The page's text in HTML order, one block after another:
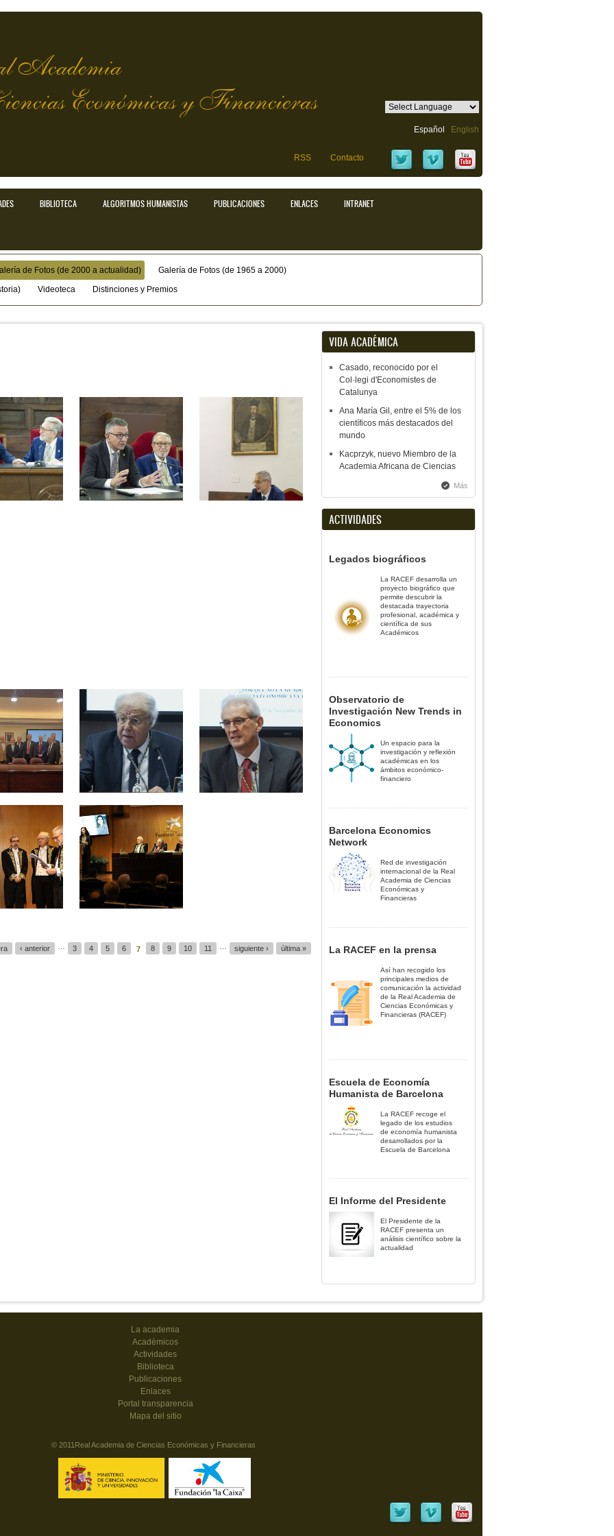
Academia
Económicas y Financieras
Español English
RSS Contacto
BIBLIOTECA ALGORITMOS HUMANISTAS PUBLICACIONES ENLACES INTRANET
de Fotos (de 2000 a actualidad)
Galería de Fotos (de 1965 a 2000)
Videoteca Distinciones y Premios
‹ anterior 3 4 5 6 7 8 9 10 11 siguiente › última »
VIDA ACADÉMICA
Casado, reconocido por el
Col·legi d'Economistes de
Catalunya
Ana María Gil, entre el 5% de los
científicos más destacados del
mundo
Kacprzyk, nuevo Miembro de la
Academia Africana de Ciencias
Más
ACTIVIDADES
Legados biográficos
La RACEF desarrolla un
proyecto biográfico que
permite descubrir la
destacada trayectoria
profesional, académica y
científica de sus
Académicos
Observatorio de
Investigación New Trends in
Economics
Un espacio para la
investigación y reflexión
académicas en los
ámbitos económico-
financiero
Barcelona Economics
Network
Red de investigación
internacional de la Real
Academia de Ciencias
Económicas y
Financieras
La RACEF en la prensa
Así han recogido los
principales medios de
comunicación la actividad
de la Real Academia de
Ciencias Económicas y
Financieras (RACEF)
Escuela de Economía
Humanista de Barcelona
La RACEF recoge el
legado de los estudios
de economía humanista
desarrollados por la
Escuela de Barcelona
El Informe del Presidente
El Presidente de la
RACEF presenta un
análisis científico sobre la
actualidad
La academia
Académicos
Actividades
Biblioteca
Publicaciones
Enlaces
Portal transparencia
Mapa del sitio
© 2011Real Academia de Ciencias Económicas y Financieras